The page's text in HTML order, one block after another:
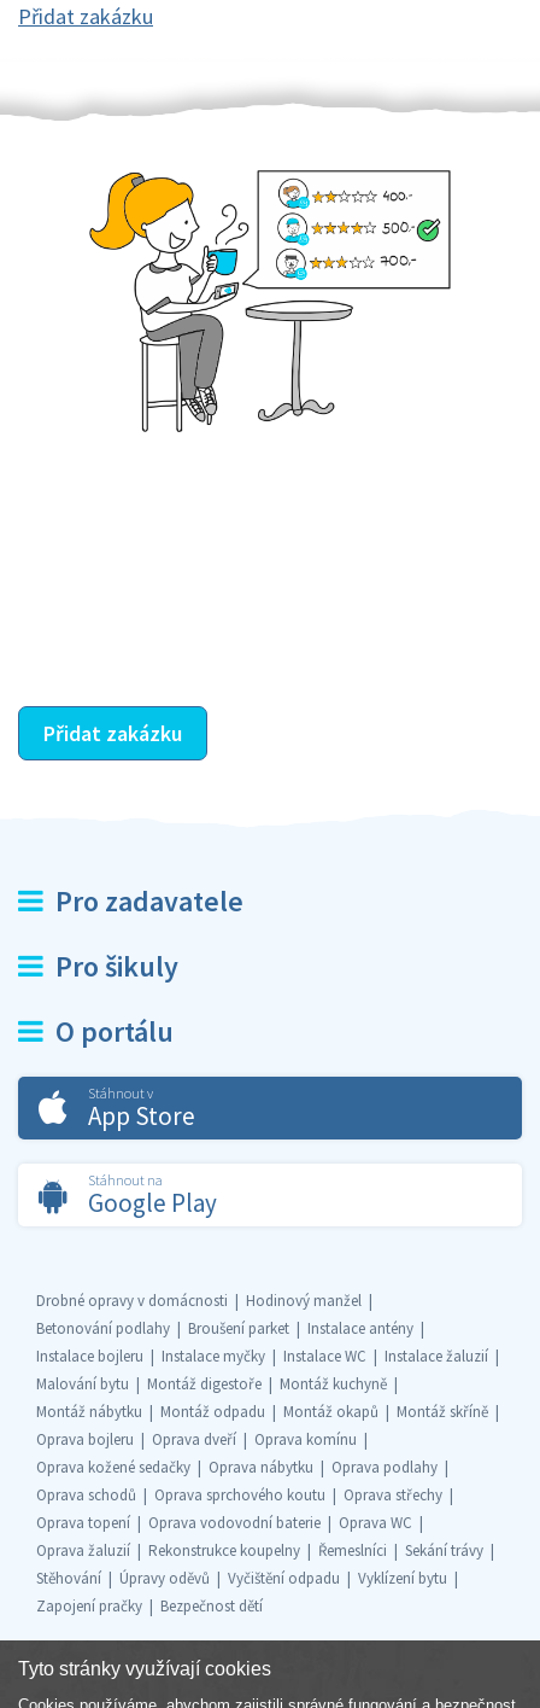
Přidat zakázku
Přidat zakázku
Pro zadavatele
Pro šikuly
O portálu
Stáhnout v
App Store
Stáhnout na
Google Play
Drobné opravy v domácnosti
Hodinový manžel
Betonování podlahy
Broušení parket
Instalace antény
Instalace bojleru
Instalace myčky Instalace WC
Instalace žaluzií
Malování bytu
Montáž digestoře
Montáž kuchyně
Montáž nábytku
Montáž odpadu Montáž okapů
Montáž skříně
Oprava bojleru
Oprava dveří
Oprava komínu
Oprava kožené sedačky
Oprava nábytku
Oprava podlahy
Oprava schodů
Oprava sprchového koutu
Oprava střechy
Oprava topení
Oprava vodovodní baterie
Oprava WC
Oprava žaluzií
Rekonstrukce koupelny Řemeslníci
Sekání trávy
Stěhování
Úpravy oděvů Vyčištění odpadu
Vyklízení bytu
Zapojení pračky
Bezpečnost dětí
Tyto stránky využívají cookies